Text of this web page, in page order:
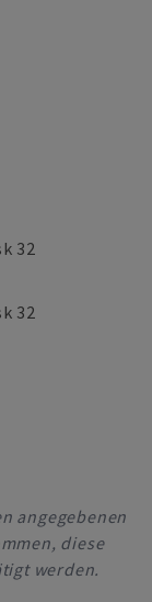
32
32
angegebenen
diese
werden.